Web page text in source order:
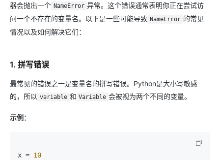
器会抛出一个 NameError 异常。这个错误通常表明你正在尝试访
问一个不存在的变量名。以下是一些可能导致 NameError 的常见
情况以及如何解决它们：
1. 拼写错误
最常见的错误之一是变量名的拼写错误。Python是大小写敏感
的，所以 variable 和 Variable 会被视为两个不同的变量。
示例 ：
x = 10